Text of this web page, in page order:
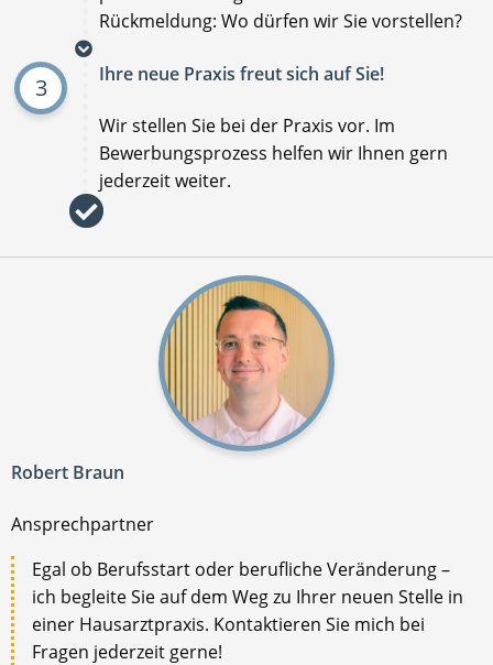
Rückmeldung: Wo dürfen wir Sie vorstellen?
3 Ihre neue Praxis freut sich auf Sie!
Wir stellen Sie bei der Praxis vor. Im
Bewerbungsprozess helfen wir Ihnen gern
jederzeit weiter.
Robert Braun
Ansprechpartner
Egal ob Berufsstart oder berufliche Veränderung –
ich begleite Sie auf dem Weg zu Ihrer neuen Stelle in
einer Hausarztpraxis. Kontaktieren Sie mich bei
Fragen jederzeit gerne!